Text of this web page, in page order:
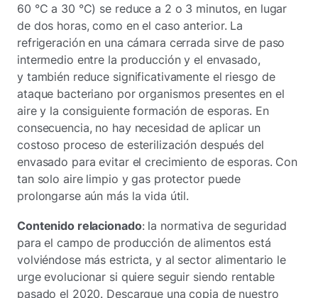
60 °C a 30 °C) se reduce a 2 o 3 minutos, en lugar
de dos horas, como en el caso anterior. La
refrigeración en una cámara cerrada sirve de paso
intermedio entre la producción y el envasado,
y también reduce significativamente el riesgo de
ataque bacteriano por organismos presentes en el
aire y la consiguiente formación de esporas. En
consecuencia, no hay necesidad de aplicar un
costoso proceso de esterilización después del
envasado para evitar el crecimiento de esporas. Con
tan solo aire limpio y gas protector puede
prolongarse aún más la vida útil.
Contenido relacionado: la normativa de seguridad
para el campo de producción de alimentos está
volviéndose más estricta, y al sector alimentario le
urge evolucionar si quiere seguir siendo rentable
pasado el 2020. Descargue una copia de nuestro